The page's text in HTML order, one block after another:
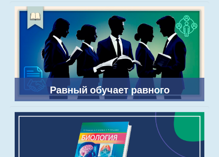
Равный обучает равного